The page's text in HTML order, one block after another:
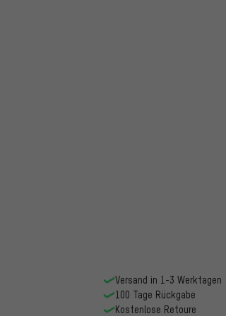
Versand in 1-3 Werktagen
100 Tage Rückgabe
Kostenlose Retoure